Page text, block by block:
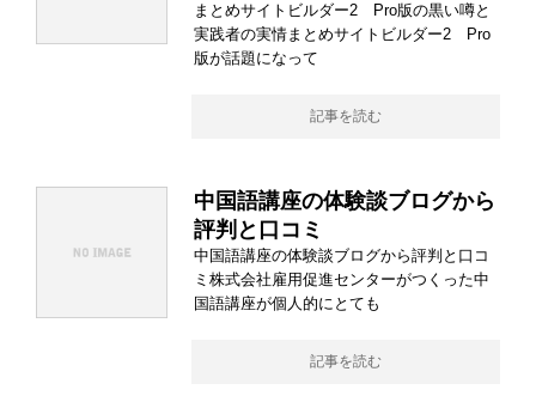
まとめサイトビルダー2 Pro版の黒い噂と
実践者の実情まとめサイトビルダー2 Pro
版が話題になって
記事を読む
中国語講座の体験談ブログから
評判と口コミ
中国語講座の体験談ブログから評判と口コ
ミ株式会社雇用促進センターがつくった中
国語講座が個人的にとても
記事を読む